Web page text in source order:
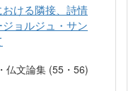
ける隣接、詩情
ョルジュ・サン
仏文論集 (55・56)